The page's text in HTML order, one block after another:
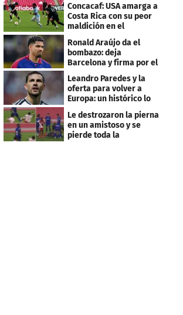
Concacaf: USA amarga a
Costa Rica con su peor
maldición en el
premundial Sub-20
Ronald Araújo da el
bombazo: deja
Barcelona y firma por el
club menos pensado
Leandro Paredes y la
oferta para volver a
Europa: un histórico lo
Le destrozaron la pierna
en un amistoso y se
pierde toda la